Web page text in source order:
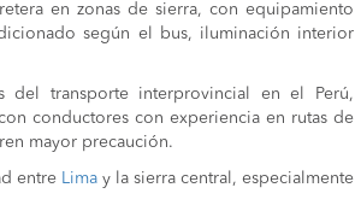
en zonas de sierra, con equipamiento
según el bus, iluminación interior
del transporte interprovincial en el Perú,
conductores con experiencia en rutas de
mayor precaución.
entre Limay la sierra central, especialmente